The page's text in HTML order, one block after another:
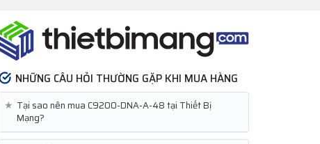
NHỮNG CÂU HỎI THƯỜNG GẶP KHI MUA HÀNG
★ Tại sao nên mua C9200-DNA-A-48 tại Thiết Bị
Mạng?